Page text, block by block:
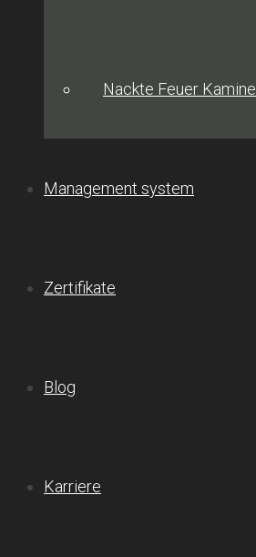
Nackte Feuer Kamine
Management system
Zertifikate
Blog
Karriere